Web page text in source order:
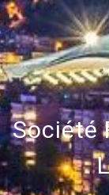
Société